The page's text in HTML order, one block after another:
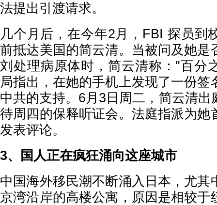
法提出引渡请求。
几个月后，在今年2月，FBI 探员到
前抵达美国的简云清。当被问及她是
刘处理病原体时，简云清称："百分
局指出，在她的手机上发现了一份签
中共的支持。6月3日周二，简云清出
待周四的保释听证会。法庭指派为她
发表评论。
3、国人正在疯狂涌向这座城市
中国海外移民潮不断涌入日本，尤其
京湾沿岸的高楼公寓，原因是相较于